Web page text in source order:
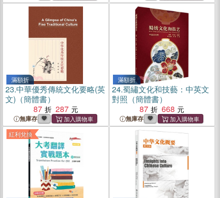
滿額折
23.中華優秀傳統文化要略(英
文)（簡體書）
87
287
無庫存
滿額折
24.蜀繡文化和技藝：中英文
對照（簡體書）
87
668
無庫存
紅利兌換